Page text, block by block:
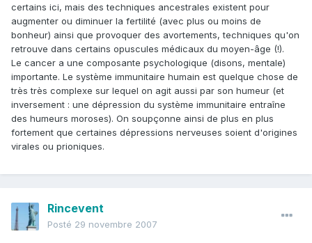
certains ici, mais des techniques ancestrales existent pour
augmenter ou diminuer la fertilité (avec plus ou moins de
bonheur) ainsi que provoquer des avortements, techniques qu'on
retrouve dans certains opuscules médicaux du moyen-âge (!).
Le cancer a une composante psychologique (disons, mentale)
importante. Le système immunitaire humain est quelque chose de
très très complexe sur lequel on agit aussi par son humeur (et
inversement : une dépression du système immunitaire entraîne
des humeurs moroses). On soupçonne ainsi de plus en plus
fortement que certaines dépressions nerveuses soient d'origines
virales ou prioniques.
Rincevent
Posté 29 novembre 2007